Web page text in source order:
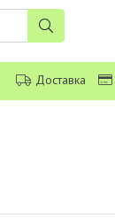
Доставка